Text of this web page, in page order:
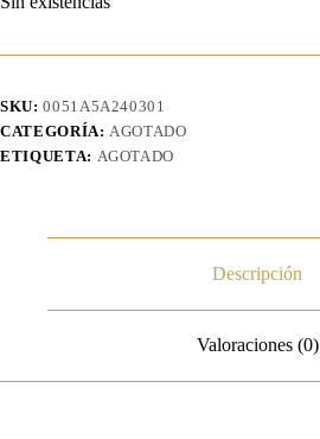
SKU:0051A5A240301
CATEGORÍA:AGOTADO
ETIQUETA: AGOTADO
Descripción
Valoraciones (0)